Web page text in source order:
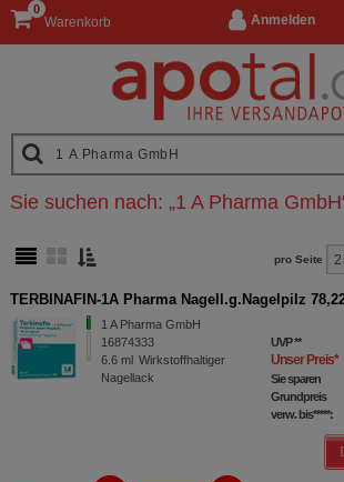
Anmelden
Warenkorb
0
Sie suchen nach: „1 A Pharma GmbH
pro Seite
TERBINAFIN-1A Pharma Nagell.g.Nagelpilz
1 A Pharma GmbH
16874333
6.6 ml Wirkstoffhaltiger
Nagellack
UVP**
Unser Preis*
Sie sparen
Grundpreis
verw. bis*****: